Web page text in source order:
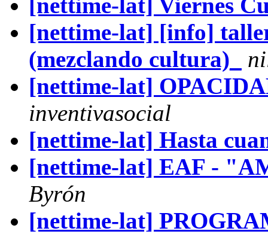
[nettime-lat] [info]
(mezclando cultura)_
[nettime-lat]
inventivasocial
[nettime-lat] Hasta
[nettime-lat] EAF -
Byrón
[nettime-lat]